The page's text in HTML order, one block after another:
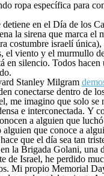
ropa específica para
en el Día de los
la sirena que marca el
costumbre israelí única),
el viento y el murmullo
en silencio. Todos hacen
Stanley Milgram
conectarse dentro de
me imagino que solo se
e interconectada. Y
a alguien que
alguien que conoce a
que el día sea tan
la Brigada Golani, una
de Israel, he perdido
Mi propio Memorial